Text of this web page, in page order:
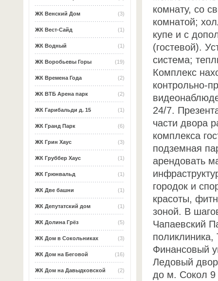
(3)
ЖК Венский Дом
(1)
ЖК Вест-Сайд
(1)
ЖК Водный
(19)
ЖК Воробьевы Горы
(2)
ЖК Времена Года
(2)
ЖК ВТБ Арена парк
(1)
ЖК Гарибальди д. 15
(6)
ЖК Гранд Парк
(3)
ЖК Грин Хаус
(1)
ЖК Груббер Хаус
(1)
ЖК Грюнвальд
(1)
ЖК Две башни
(1)
ЖК Депутатский дом
(5)
ЖК Долина Грёз
(3)
ЖК Дом в Сокольниках
(16)
ЖК Дом на Беговой
(2)
ЖК Дом на Давыдковской
комнату, со
комнатой;
купе и с
(гостевой).
система;
Комплекс
контрольно-
24/7.
части двора
комплекса
подземная
арендовать
городок и
красоты,
зоной. В
Чапаевский
Финансовый
Ледовый
до м. Сокол